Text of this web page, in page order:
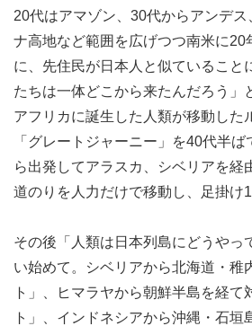
20代はアマゾン、30代からアンデ
ナ高地など範囲を広げつつ南米に20
に、先住民が日本人と似ていること
たちは一体どこから来たんだろう」
アフリカに誕生した人類が移動した
「グレートジャーニー」を40代半
ら出発してアラスカ、シベリアを経
道のりを人力だけで移動し、足掛け
その後「人類は日本列島にどうやっ
い始めて。シベリアから北海道・稚
ト」、ヒマラヤから朝鮮半島を経て
ト」、インドネシアから沖縄・石垣